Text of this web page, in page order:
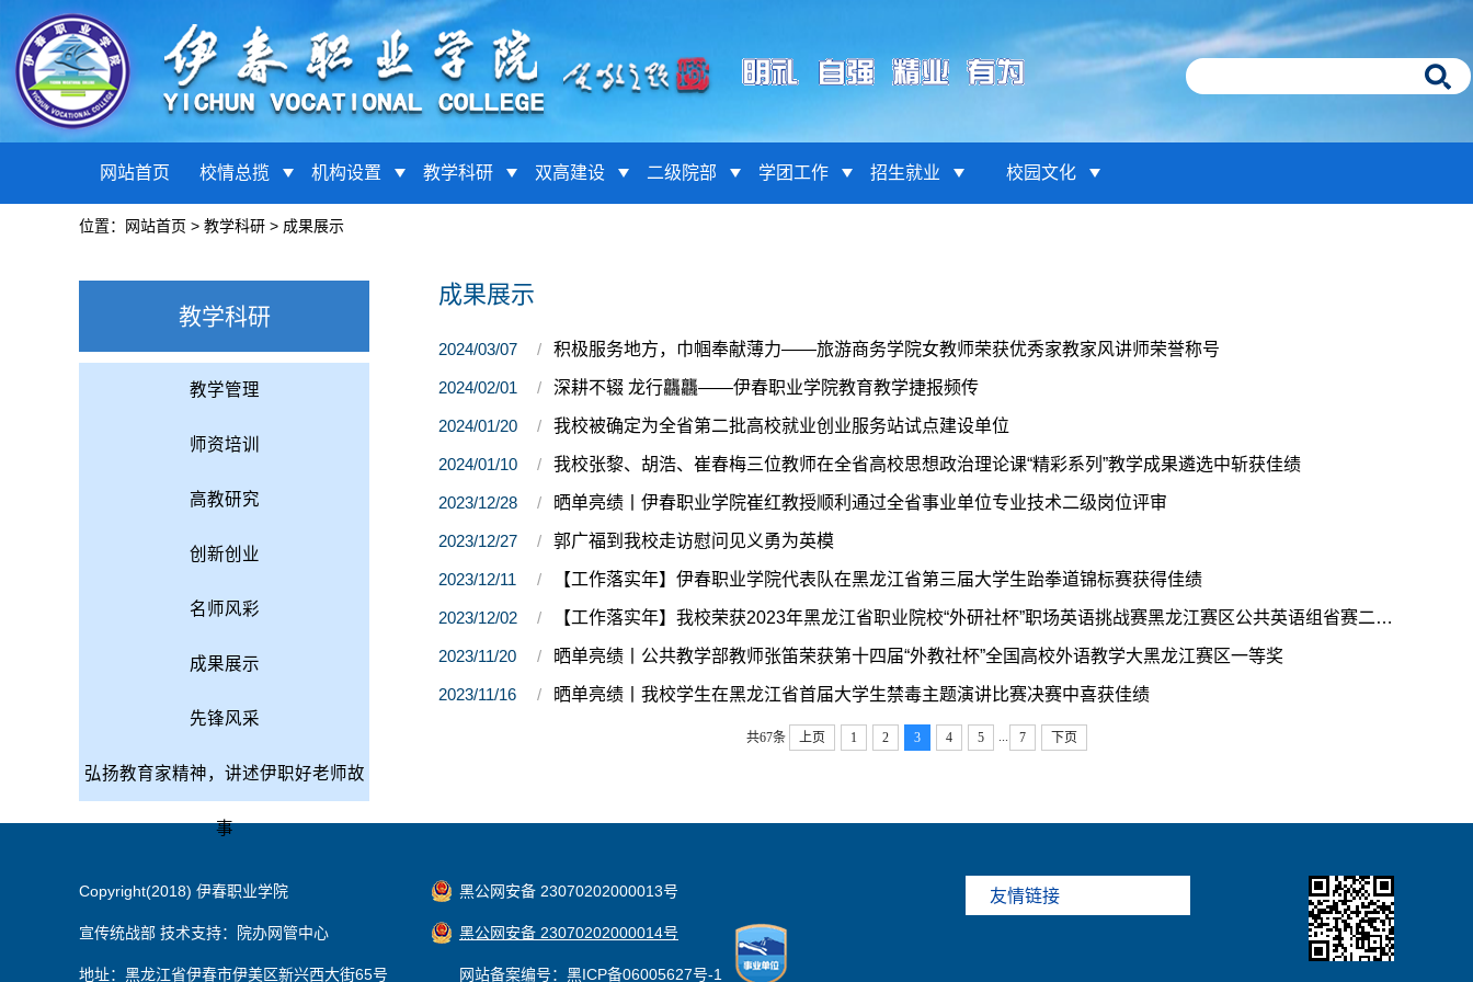
网站首页 校情总揽 机构设置 教学科研 双高建设 二级院部 学团工作 招生就业 校园文化
位置： 网站首页 > 教学科研 > 成果展示
教学科研
教学管理
师资培训
高教研究
创新创业
名师风彩
成果展示
先锋风采
弘扬教育家精神，讲述伊职好老师故
事
成果展示
2024/03/07 积极服务地方，巾帼奉献薄力——旅游商务学院女教师荣获优秀家教家风讲师荣誉称号
2024/02/01 深耕不辍 龙行龘龘——伊春职业学院教育教学捷报频传
2024/01/20 我校被确定为全省第二批高校就业创业服务站试点建设单位
2024/01/10 我校张黎、胡浩、崔春梅三位教师在全省高校思想政治理论课“精彩系列”教学成果遴选中斩获佳绩
2023/12/28 晒单亮绩丨伊春职业学院崔红教授顺利通过全省事业单位专业技术二级岗位评审
2023/12/27 郭广福到我校走访慰问见义勇为英模
2023/12/11 【工作落实年】伊春职业学院代表队在黑龙江省第三届大学生跆拳道锦标赛获得佳绩
2023/12/02 【工作落实年】我校荣获2023年黑龙江省职业院校“外研社杯”职场英语挑战赛黑龙江赛区公共英语组省赛二等奖
2023/11/20 晒单亮绩丨公共教学部教师张笛荣获第十四届“外教社杯”全国高校外语教学大黑龙江赛区一等奖
2023/11/16 晒单亮绩丨我校学生在黑龙江省首届大学生禁毒主题演讲比赛决赛中喜获佳绩
共67条 上页 1 2 3 4 5 7 下页
Copyright(2018) 伊春职业学院
宣传统战部 技术支持：院办网管中心
地址：黑龙江省伊春市伊美区新兴西大街65号
黑公网安备 23070202000013号
黑公网安备 23070202000014号
网站备案编号：黑ICP备06005627号-1
友情链接